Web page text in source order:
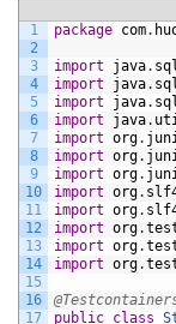
1
2
3
4
5
6
7
8
9
10
11
12
13
14
15
16
17
package com.
import java. sql
import
java. sql
import
java. sql
import
java.
import org.
import org.
import org.
import org.
import org.
import org.
import org.
import org.
public class